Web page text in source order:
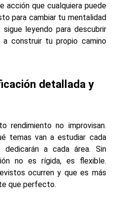
acción que cualquiera puede
para cambiar tu mentalidad
leyendo para descubrir
a construir tu propio camino
detallada y
rendimiento no improvisan.
temas van a estudiar cada
a cada área. Sin
no es rígida, es flexible.
ocurren y que es más
que perfecto.